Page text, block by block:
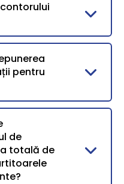
pentru
de
totală de